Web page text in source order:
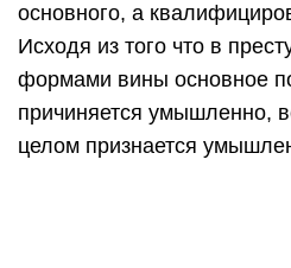
основного, а
Исходя из того что в
формами вины основное
причиняется умышленно,
целом признается